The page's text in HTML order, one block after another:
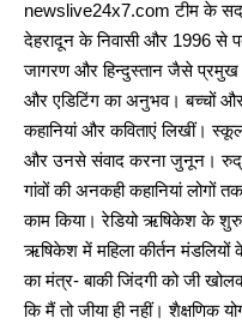
newslive24x7.com टीम के
देहरादून के निवासी और 1996 से
जागरण और हिन्दुस्तान जैसे प्रमुख
और एडिटिंग का अनुभव। बच्चों
कहानियां और कविताएं लिखीं।
और उनसे संवाद करना जुनून।
गांवों की अनकही कहानियां लोगों
काम किया। रेडियो ऋषिकेश के
ऋषिकेश में महिला कीर्तन
का मंत्र- बाकी जिंदगी को जी
कि मैं तो जीया ही नहीं। शैक्षणिक